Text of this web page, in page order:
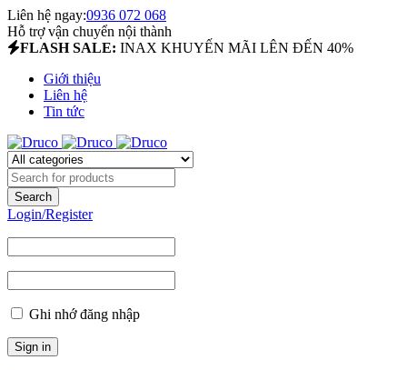
Liên hệ ngay:0936 072 068
Hỗ trợ vận chuyển nội thành
FLASH SALE: INAX KHUYẾN MÃI LÊN ĐẾN 40%
Giới thiệu
Liên hệ
Tin tức
Login/Register
Ghi nhớ đăng nhập